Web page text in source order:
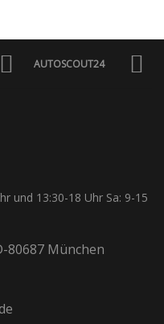
AUTOSCOUT24
und 13:30-18 Uhr Sa: 9-15
80687 München